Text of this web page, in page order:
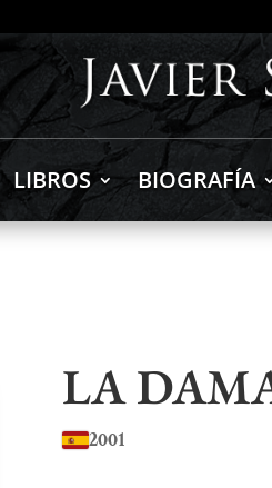
LIBROS BIOGRAFÍA
LA
2001